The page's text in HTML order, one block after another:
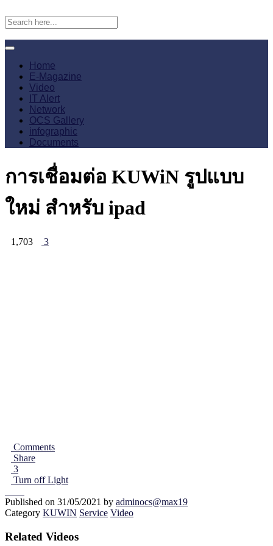
Home
E-Magazine
Video
IT Alert
Network
OCS Gallery
infographic
Documents
การเชื่อมต่อ KUWiN รูปแบบ
ใหม่ สำหรับ ipad
1,703 3
Comments
Share
3
Turn off Light
Published on 31/05/2021 by adminocs@max19
Category KUWIN Service Video
Related Videos